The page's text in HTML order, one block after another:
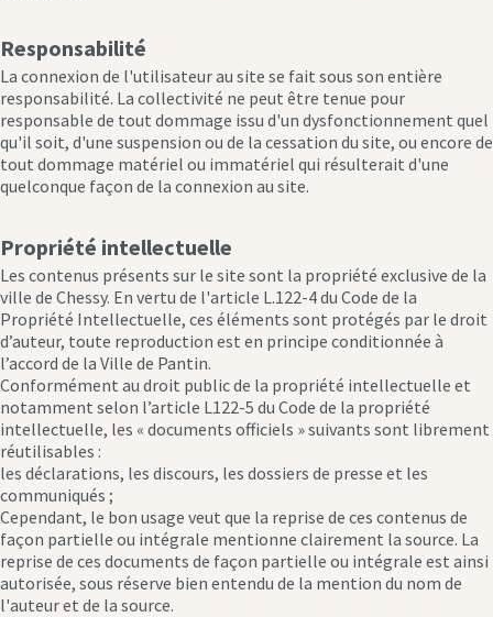
Responsabilité
La connexion de l'utilisateur au site se fait sous son entière
responsabilité. La collectivité ne peut être tenue pour
responsable de tout dommage issu d'un dysfonctionnement quel
qu'il soit, d'une suspension ou de la cessation du site, ou encore de
tout dommage matériel ou immatériel qui résulterait d'une
quelconque façon de la connexion au site.
Propriété intellectuelle
Les contenus présents sur le site sont la propriété exclusive de la
ville de Chessy. En vertu de l'article L.122-4 du Code de la
Propriété Intellectuelle, ces éléments sont protégés par le droit
d’auteur, toute reproduction est en principe conditionnée à
l’accord de la Ville de Pantin.
Conformément au droit public de la propriété intellectuelle et
notamment selon l’article L122-5 du Code de la propriété
intellectuelle, les « documents officiels » suivants sont librement
réutilisables :
les déclarations, les discours, les dossiers de presse et les
communiqués ;
Cependant, le bon usage veut que la reprise de ces contenus de
façon partielle ou intégrale mentionne clairement la source. La
reprise de ces documents de façon partielle ou intégrale est ainsi
autorisée, sous réserve bien entendu de la mention du nom de
l'auteur et de la source.